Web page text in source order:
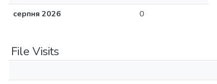
серпня 2026
0
File Visits